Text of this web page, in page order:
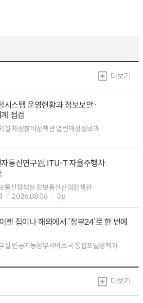
더보기
시스템 운영현황과 정보보안·
점검
실 재정참여정책관 열린재정정보과
통신연구원, ITU-T 자율주행차
통신정책실 정보통신산업정책관
2026.08.06 3p
젠 집이나 해외에서 ‘정부24’로 한 번에
실 인공지능정부서비스국 통합포털정책과
더보기